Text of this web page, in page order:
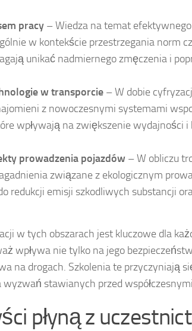
pracy – Wiedza na temat
w kontekście przestrzegania norm
unikać nadmiernego zmęczenia i
w transporcie – W dobie
z nowoczesnymi systemami
wpływają na zwiększenie wydajności i
prowadzenia pojazdów – W obliczu
związane z ekologicznym
redukcji emisji szkodliwych substancji
w tych obszarach jest kluczowe dla
wpływa nie tylko na jego
na drogach. Szkolenia te przyczyniają
wyzwań stawianych przed
płyną z